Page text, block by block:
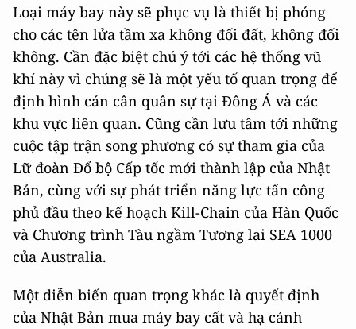
Loại máy bay này sẽ phục vụ là thiết bị phóng
cho các tên lửa tầm xa không đối đất, không đối
không. Cần đặc biệt chú ý tới các hệ thống vũ
khí này vì chúng sẽ là một yếu tố quan trọng để
định hình cán cân quân sự tại Đông Á và các
khu vực liên quan. Cũng cần lưu tâm tới những
cuộc tập trận song phương có sự tham gia của
Lữ đoàn Đổ bộ Cấp tốc mới thành lập của Nhật
Bản, cùng với sự phát triển năng lực tấn công
phủ đầu theo kế hoạch Kill-Chain của Hàn Quốc
và Chương trình Tàu ngầm Tương lai SEA 1000
của Australia.
Một diễn biến quan trọng khác là quyết định
của Nhật Bản mua máy bay cất và hạ cánh